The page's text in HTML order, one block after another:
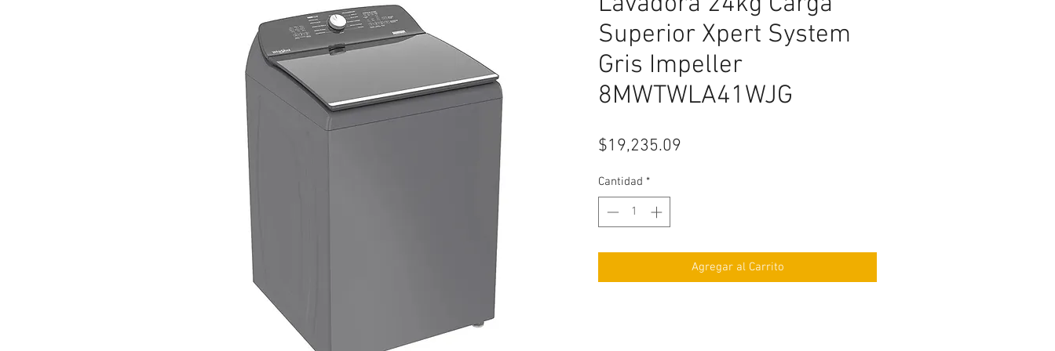
Superior Xpert System
Gris Impeller
8MWTWLA41WJG
$19,235.09
Cantidad *
Agregar al Carrito